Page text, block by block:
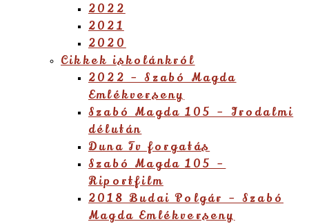
2022
2021
2020
Cikkek iskolánkról
2022 – Szabó Magda
Emlékverseny
Szabó Magda 105 – Irodalmi
délután
Duna Tv forgatás
Szabó Magda 105 –
Riportfilm
2018 Budai Polgár – Szabó
Magda Emlékverseny